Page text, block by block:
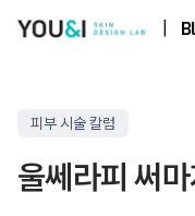
피부 시술 칼럼
울쎄라피 써